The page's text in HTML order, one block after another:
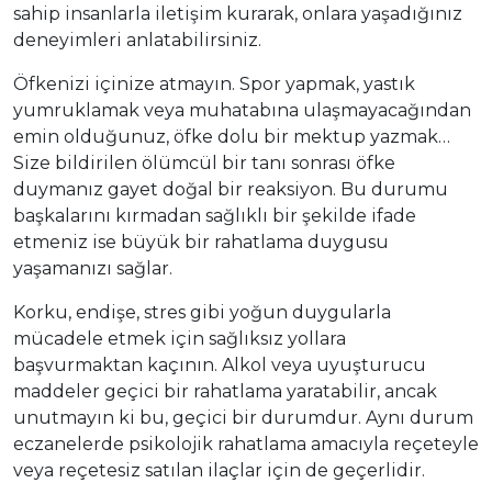
sahip insanlarla iletişim kurarak, onlara yaşadığınız
deneyimleri anlatabilirsiniz.
Öfkenizi içinize atmayın. Spor yapmak, yastık
yumruklamak veya muhatabına ulaşmayacağından
emin olduğunuz, öfke dolu bir mektup yazmak…
Size bildirilen ölümcül bir tanı sonrası öfke
duymanız gayet doğal bir reaksiyon. Bu durumu
başkalarını kırmadan sağlıklı bir şekilde ifade
etmeniz ise büyük bir rahatlama duygusu
yaşamanızı sağlar.
Korku, endişe, stres gibi yoğun duygularla
mücadele etmek için sağlıksız yollara
başvurmaktan kaçının. Alkol veya uyuşturucu
maddeler geçici bir rahatlama yaratabilir, ancak
unutmayın ki bu, geçici bir durumdur. Aynı durum
eczanelerde psikolojik rahatlama amacıyla reçeteyle
veya reçetesiz satılan ilaçlar için de geçerlidir.